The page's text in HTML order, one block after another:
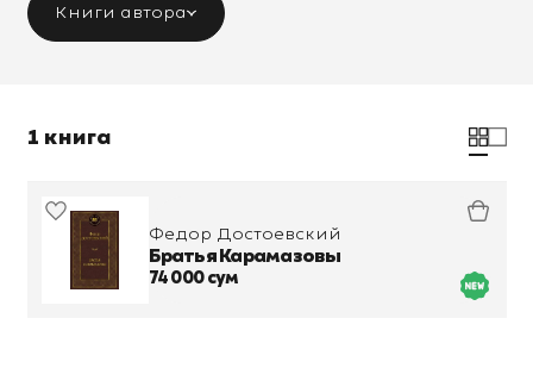
Книги автора
1 книга
Федор Достоевский
Братья Карамазовы
74 000 сум